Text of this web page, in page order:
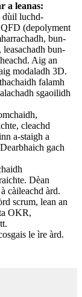
a leanas:
dùil luchd-
QFD (depolyment
bun-
leasachadh bun-
Aig an
modaladh 3D.
falamh
sgaoilidh
cleachd
a-staigh a
gach
Dèan
càileachd àrd.
scrum, lean an
OKR,
le ìre àrd.